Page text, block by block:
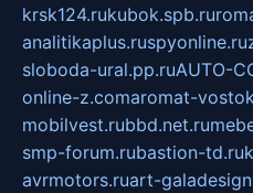
krsk124.rukubok.spb.ru
analitikaplus.ruspyonline.ru
sloboda-ural.pp.ruAUTO-
online-z.comaromat-
mobilvest.rubbd.net.ru
smp-forum.rubastion-td.ru
avrmotors.ruart-